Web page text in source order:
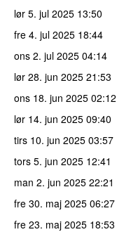
lør 5. jul 2025 13:50
fre 4. jul 2025 18:44
ons 2. jul 2025 04:14
lør 28. jun 2025 21:53
ons 18. jun 2025 02:12
lør 14. jun 2025 09:40
tirs 10. jun 2025 03:57
tors 5. jun 2025 12:41
man 2. jun 2025 22:21
fre 30. maj 2025 06:27
fre 23. maj 2025 18:53